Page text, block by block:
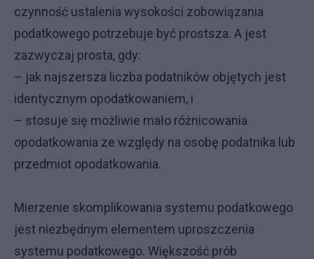
czynność ustalenia wysokości zobowiązania
podatkowego potrzebuje być prostsza. A jest
zazwyczaj prosta, gdy:
– jak najszersza liczba podatników objętych jest
identycznym opodatkowaniem, i
– stosuje się możliwie mało różnicowania
opodatkowania ze względy na osobę podatnika lub
przedmiot opodatkowania.
Mierzenie skomplikowania systemu podatkowego
jest niezbędnym elementem uproszczenia
systemu podatkowego. Większość prób